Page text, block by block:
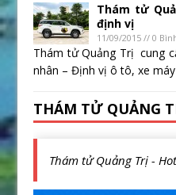
Thám tử
định vị
11/09/2015 // 0
Thám tử Quảng Trị cung
nhân – Định vị ô tô, xe máy
THÁM TỬ QUẢNG
Thám tử Quảng Trị -